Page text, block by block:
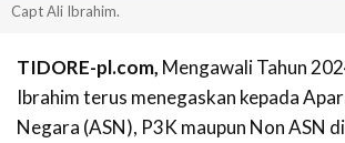
Capt Ali Ibrahim.
TIDORE-pl.com, Mengawali Tahun
Ibrahim terus menegaskan kepada
Negara (ASN), P3K maupun Non ASN